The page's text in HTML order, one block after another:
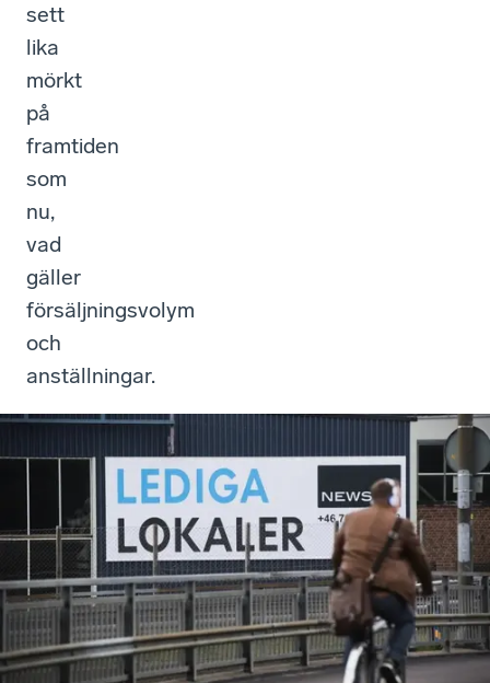
sett
lika
mörkt
på
framtiden
som
nu,
vad
gäller
försäljningsvolym
och
anställningar.